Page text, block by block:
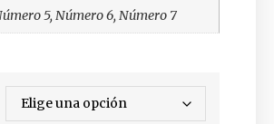
5, Número 6, Número 7